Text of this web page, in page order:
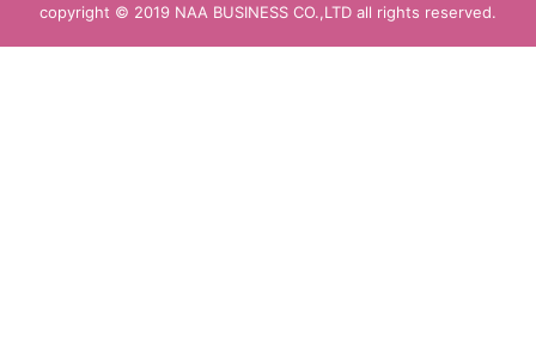
copyright © 2019 NAA BUSINESS CO.,LTD all rights reserved.